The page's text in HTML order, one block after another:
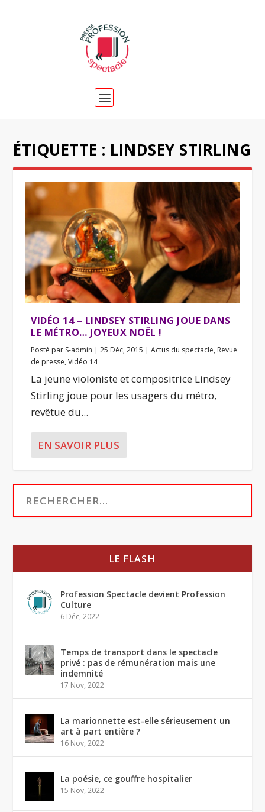
ÉTIQUETTE : LINDSEY STIRLING
VIDÉO 14 – LINDSEY STIRLING JOUE DANS
LE MÉTRO… JOYEUX NOËL !
Posté par S-admin |25 Déc, 2015 |Actus du spectacle, Revue
de presse,Vidéo 14
La jeune violoniste et compositrice Lindsey
Stirling joue pour les usagers du métro,
revêtue du...
EN SAVOIR PLUS
LE FLASH
Profession Spectacle devient Profession
Culture
6 Déc, 2022
Temps de transport dans le spectacle
privé : pas de rémunération mais une
indemnité
17 Nov, 2022
La marionnette est-elle sérieusement un
art à part entière ?
16 Nov, 2022
La poésie, ce gouffre hospitalier
15 Nov, 2022